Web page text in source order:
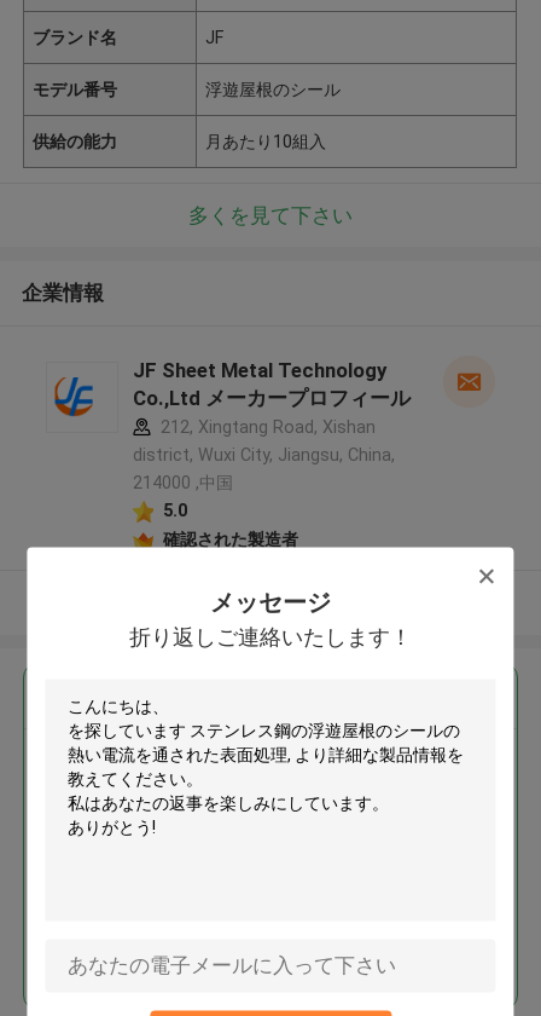
メッセージ
折り返しご連絡いたします！
ブランド名 JF
モデル番号 浮遊屋根のシール
供給の能力 月あたり10組入
多くを見て下さい
企業情報
JF Sheet Metal Technology
Co.,Ltd メーカープロフィール
212, Xingtang Road, Xishan
district, Wuxi City, Jiangsu, China,
214000 ,中国
5.0
確認された製造者
多くを見て下さい
ステンレス鋼の浮遊屋根のシー
ルの熱い電流を通された表面処
続行